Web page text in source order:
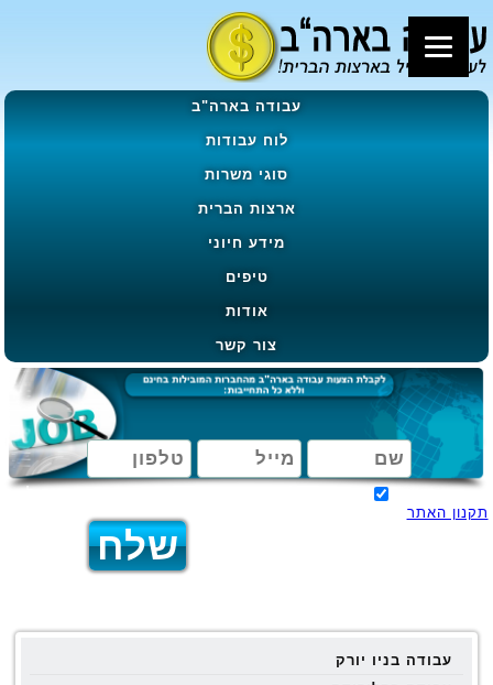
עבודה בארה"ב
לוח עבודות
סוגי משרות
ארצות הברית
מידע חיוני
טיפים
אודות
צור קשר
תקנון האתר
עבודה בניו יורק